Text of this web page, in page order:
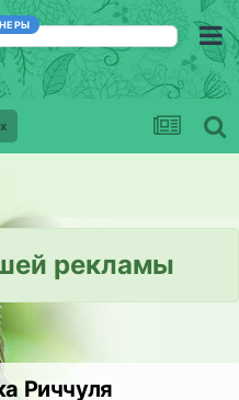
рекламы
Риччуля